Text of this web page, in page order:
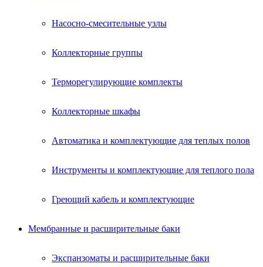
Насосно-смесительные узлы
Коллекторные группы
Терморегулирующие комплекты
Коллекторные шкафы
Автоматика и комплектующие для теплых полов
Инструменты и комплектующие для теплого пола
Греющий кабель и комплектующие
Мембранные и расширительные баки
Экспанзоматы и расширительные баки